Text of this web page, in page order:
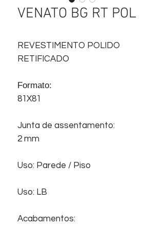
VENATO BG RT POL
REVESTIMENTO POLIDO
RETIFICADO
Formato:
81X81
Junta de assentamento:
2 mm
Uso: Parede / Piso
Uso: LB
Acabamentos: